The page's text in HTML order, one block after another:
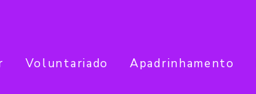
Voluntariado Apadrinhamento